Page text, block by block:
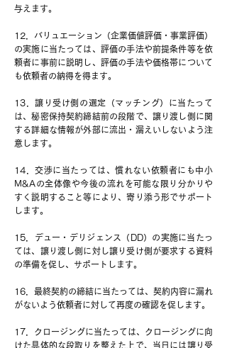
与えます。
12．バリュエーション（企業価値評価・事業評価）
の実施に当たっては、評価の手法や前提条件等を依
頼者に事前に説明し、評価の手法や価格帯について
も依頼者の納得を得ます。
13．譲り受け側の選定（マッチング）に当たって
は、秘密保持契約締結前の段階で、譲り渡し側に関
する詳細な情報が外部に流出・漏えいしないよう注
意します。
14．交渉に当たっては、慣れない依頼者にも中小
M&Aの全体像や今後の流れを可能な限り分かりや
すく説明すること等により、寄り添う形でサポート
します。
15．デュー・デリジェンス（DD）の実施に当たっ
ては、譲り渡し側に対し譲り受け側が要求する資料
の準備を促し、サポートします。
16．最終契約の締結に当たっては、契約内容に漏れ
がないよう依頼者に対して再度の確認を促します。
17．クロージングに当たっては、クロージングに向
けた具体的な段取りを整えた上で、当日には譲り受